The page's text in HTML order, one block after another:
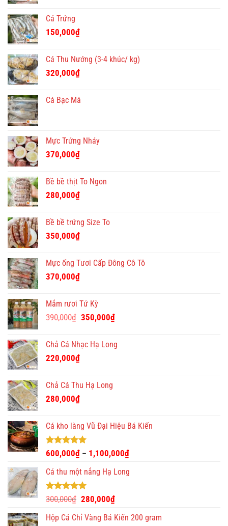
Cá Trứng
150,000₫
Cá Thu Nướng (3-4 khúc/ kg)
320,000₫
Cá Bạc Má
Mực Trứng Nháy
370,000₫
Bề bề thịt To Ngon
280,000₫
Bề bề trứng Size To
350,000₫
Mực ống Tươi Cấp Đông Cô Tô
370,000₫
Mắm rươi Tứ Kỳ
390,000₫ Giá
390,000₫.
350,000₫Giá
là:
Chả Cá Nhạc Hạ Long
220,000₫
Chả Cá Thu Hạ Long
280,000₫
Cá kho làng Vũ Đại Hiệu Bá Kiến
Được xếp
hạng
4.93
5 sao
600,000₫ – 1,100,000₫
Cá thu một nắng Hạ Long
Được xếp
hạng
5.00
5 sao
300,000₫ Giá
là:
280,000₫Giá
tại
Hộp Cá Chỉ Vàng Bá Kiến 200 gram